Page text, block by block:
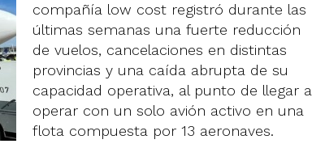
compañía low cost registró durante las
últimas semanas una fuerte reducción
de vuelos, cancelaciones en distintas
provincias y una caída abrupta de su
capacidad operativa, al punto de llegar a
operar con un solo avión activo en una
flota compuesta por 13 aeronaves.